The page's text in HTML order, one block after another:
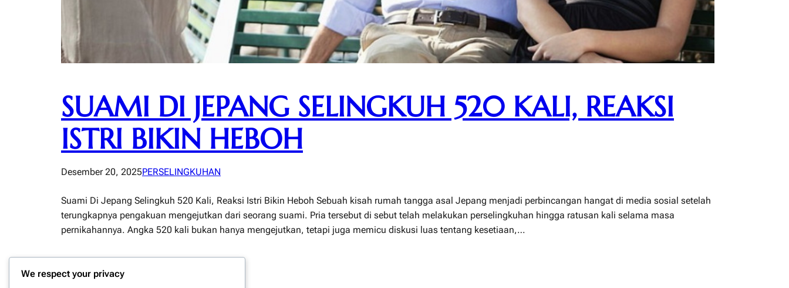
SUAMI DI JEPANG SELINGKUH 520 KALI, REAKSI
ISTRI BIKIN HEBOH
Desember 20, 2025PERSELINGKUHAN
Suami Di Jepang Selingkuh 520 Kali, Reaksi Istri Bikin Heboh Sebuah kisah rumah tangga asal Jepang menjadi perbincangan hangat di media sosial setelah
terungkapnya pengakuan mengejutkan dari seorang suami. Pria tersebut di sebut telah melakukan perselingkuhan hingga ratusan kali selama masa
pernikahannya. Angka 520 kali bukan hanya mengejutkan, tetapi juga memicu diskusi luas tentang kesetiaan,…
We respect your privacy